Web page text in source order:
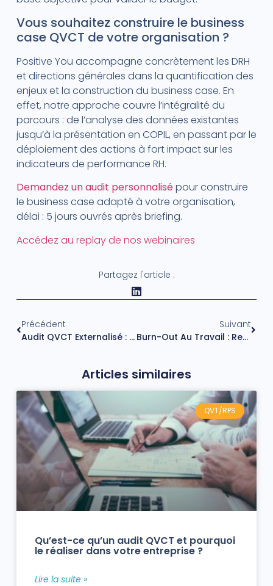
Vous souhaitez construire le business
case QVCT de votre organisation ?
Positive You accompagne concrètement les DRH
et directions générales dans la quantification des
enjeux et la construction du business case. En
effet, notre approche couvre l’intégralité du
parcours : de l’analyse des données existantes
jusqu’à la présentation en COPIL, en passant par le
déploiement des actions à fort impact sur les
indicateurs de performance RH.
Demandez un audit personnalisépour construire
le business case adapté à votre organisation,
délai : 5 jours ouvrés après briefing.
Accédez au replay de nos webinaires
Partagez l'article :
Précédent
Audit QVCT Externalisé : Pourquoi Faire Appel À Un Cabinet Spécialisé
Suivant
Burn-Out Au Travail : Reconnaître Les Signes, Agir Sur Les Causes Et Protéger Ses Équipes
Articles similaires
QVT/RPS
Qu’est-ce qu’un audit QVCT et pourquoi
le réaliser dans votre entreprise ?
Lire la suite »